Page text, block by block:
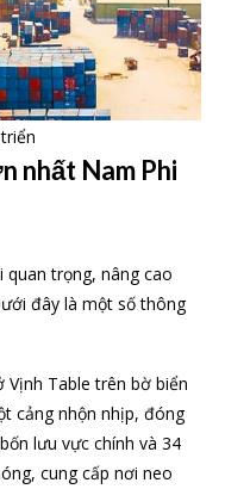
nhất Nam Phi
quan trọng, nâng cao
đây là một số thông
Vịnh Table trên bờ biển
cảng nhộn nhịp, đóng
lưu vực chính và 34
cung cấp nơi neo